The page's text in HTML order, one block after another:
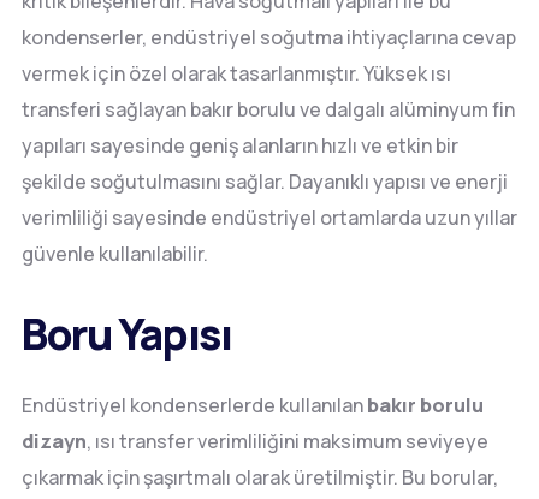
kondenserler, endüstriyel soğutma ihtiyaçlarına cevap
vermek için özel olarak tasarlanmıştır. Yüksek ısı
transferi sağlayan bakır borulu ve dalgalı alüminyum fin
yapıları sayesinde geniş alanların hızlı ve etkin bir
şekilde soğutulmasını sağlar. Dayanıklı yapısı ve enerji
verimliliği sayesinde endüstriyel ortamlarda uzun yıllar
güvenle kullanılabilir.
Boru Yapısı
Endüstriyel kondenserlerde kullanılanbakır borulu
dizayn, ısı transfer verimliliğini maksimum seviyeye
çıkarmak için şaşırtmalı olarak üretilmiştir. Bu borular,